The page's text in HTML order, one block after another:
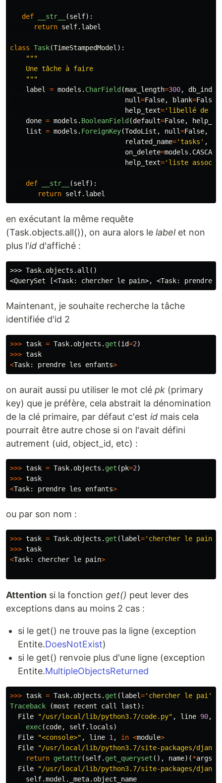
def __str__ (self):
return self. label
class Task(TimeStampedModel ):
"""
    Une tâche à faire
"""
label
= models . CharField (max_length=300, db_index
null=False, blank=False
help_text=' libellé de la
done = models . BooleanField (default=False,
list = models . ForeignKey(TodoList , null=False,
related_name='tasks ' ,
on_delete=models . CASCADE
help_text=' liste
def __str__ (self):
return self. label
en exécutant la même requête
(Task.objects.all()), on aura alors le labelet non
plus l'id d'affiché :
>>> Task.objects.all()
Maintenant, je souhaite recherche la tâche
identifiée d'id 2
>>> task = Task. objects . get (id=2)
>>> task
<Task: prendre les enfants>
on aurait aussi pu utiliser le mot clé pk (primary
key) que je préfère, cela abstrait la dénomination
de la clé primaire, par défaut c'est id mais cela
pourrait être autre chose si on l'avait défini
autrement (uid, object_id, etc) :
>>> task = Task. objects . get (pk=2)
>>> task
<Task: prendre les enfants>
ou par son nom :
>>> task = Task. objects . get (label=' chercher le pain
>>> task
<Task: chercher le pain>
Attention si la fonction get() peut lever des
exceptions dans au moins 2 cas :
si le get() ne trouve pas la ligne (exception
Entite.DoesNotExist)
si le get() renvoie plus d'une ligne (exception
Entite.MultipleObjectsReturned
>>> task = Task. objects . get (label=' chercher le pai '
Traceback
(most recent call last):
File
"/usr/local/lib/python3.7/code.py" , line 90,
exec(code, self. locals)
File
"<console>" , line 1 , in <module>
File
"/usr/local/lib/python3.7/site-packages/django/
return getattr(self. get_queryset (), name)(*args
File
"/usr/local/lib/python3.7/site-packages/django/
self.model . _meta. object_name